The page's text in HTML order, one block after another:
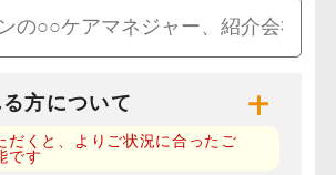
方について
だくと、よりご状況に合ったご
です